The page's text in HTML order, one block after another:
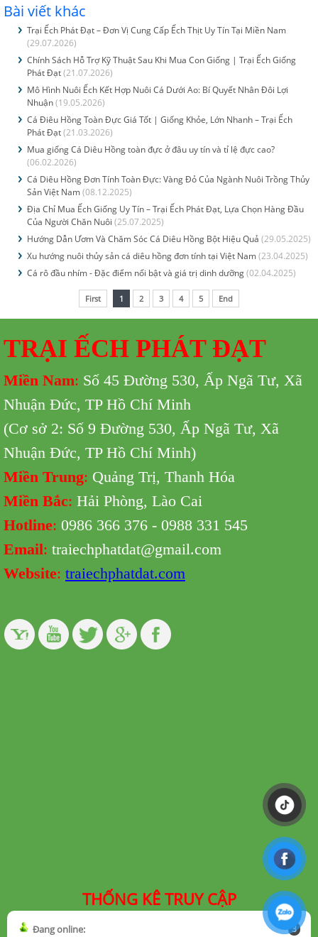
Bài viết khác
Trại Ếch Phát Đạt – Đơn Vị Cung Cấp Ếch Thịt Uy Tín Tại Miền Nam
(29.07.2026)
Chính Sách Hỗ Trợ Kỹ Thuật Sau Khi Mua Con Giống | Trại Ếch Giống
Phát Đạt(21.07.2026)
Mô Hình Nuôi Ếch Kết Hợp Nuôi Cá Dưới Ao: Bí Quyết Nhân Đôi Lợi
Nhuận(19.05.2026)
Cá Điêu Hồng Toàn Đực Giá Tốt | Giống Khỏe, Lớn Nhanh – Trại Ếch
Phát Đạt(21.03.2026)
Mua giống Cá Diêu Hồng toàn đực ở đâu uy tín và tỉ lệ đực cao?
(06.02.2026)
Cá Diêu Hồng Đơn Tính Toàn Đực: Vàng Đỏ Của Ngành Nuôi Trồng Thủy
Sản Việt Nam(08.12.2025)
Địa Chỉ Mua Ếch Giống Uy Tín – Trại Ếch Phát Đạt, Lựa Chọn Hàng Đầu
Của Người Chăn Nuôi (25.07.2025)
Hướng Dẫn Ươm Và Chăm Sóc Cá Diêu Hồng Bột Hiệu Quả (29.05.2025)
Xu hướng nuôi thủy sản cá diêu hồng đơn tính tại Việt Nam(23.04.2025)
Cá rô đầu nhím - Đặc điểm nổi bật và giá trị dinh dưỡng(02.04.2025)
First 1 2 3 4 5 End
TRẠI ẾCH PHÁT ĐẠT
Miền Nam: Số 45 Đường 530, Ấp Ngã Tư, Xã
Nhuận Đức, TP Hồ Chí Minh
(Cơ sở 2: Số 9 Đường 530, Ấp Ngã Tư, Xã
Nhuận Đức, TP Hồ Chí Minh)
Miền Trung: Quảng Trị, Thanh Hóa
Miền Bắc: Hải Phòng, Lào Cai
Hotline: 0986 366 376 - 0988 331 545
Email: traiechphatdat@gmail.com
Website: traiechphatdat.com
THỐNG KÊ TRUY CẬP
Đang online: 3